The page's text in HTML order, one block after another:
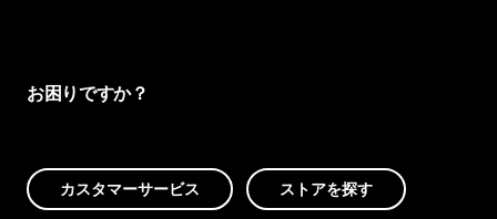
お困りですか？
カスタマーサービス ストアを探す